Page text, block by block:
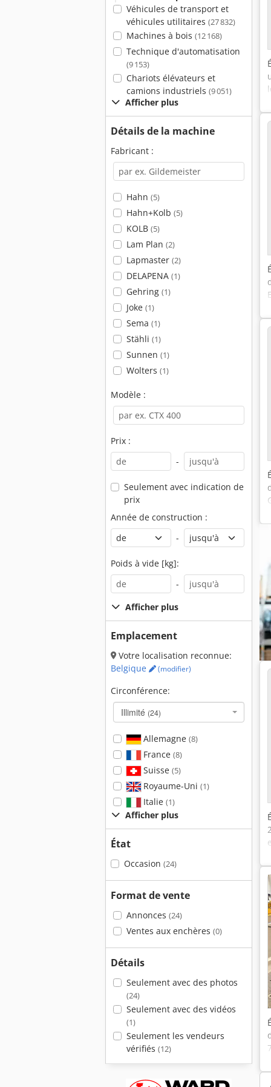
Véhicules de transport et
véhicules utilitaires (27 832)
Machines à bois (12 168)
Technique d'automatisation
(9 153)
Chariots élévateurs et
camions industriels (9 051)
Afficher plus
Détails de la machine
Fabricant :
Hahn (5)
Hahn+Kolb (5)
KOLB (5)
Lam Plan (2)
Lapmaster (2)
DELAPENA (1)
Gehring (1)
Joke (1)
Sema (1)
Stähli (1)
Sunnen (1)
Wolters (1)
Modèle :
Prix :
-
Seulement avec indication de
prix
Année de construction :
-
Poids à vide [kg]:
-
Afficher plus
Emplacement
Votre localisation reconnue:
Belgique
(modifier)
Circonférence:
Illimité (24)
Allemagne (8)
France (8)
Suisse (5)
Royaume-Uni (1)
Italie (1)
Afficher plus
État
Occasion (24)
Format de vente
Annonces (24)
Ventes aux enchères (0)
Détails
Seulement avec des photos
(24)
Seulement avec des vidéos
(1)
Seulement les vendeurs
vérifiés (12)